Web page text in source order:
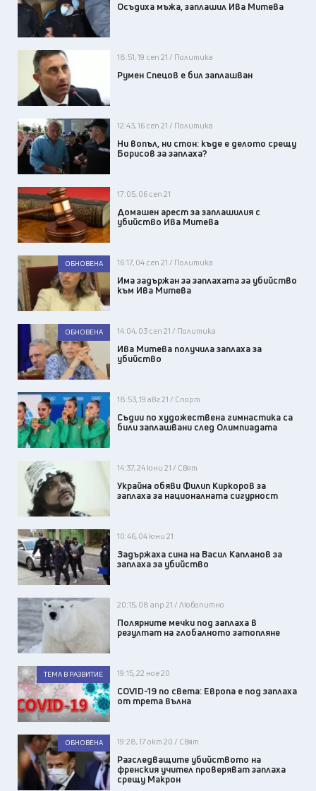
Осъдиха мъжа, заплашил Ива Митева
18:51, 19 сеп 21 / Политика
Румен Спецов е бил заплашван
12:43, 16 сеп 21 / Политика
Ни вопъл, ни стон: къде е делото срещу
Борисов за заплаха?
17:05, 06 сеп 21
Домашен арест за заплашилия с
убийство Ива Митева
ОБНОВЕНА 16:17, 04 сеп 21 / Политика
Има задържан за заплахата за убийство
към Ива Митева
ОБНОВЕНА 14:04, 03 сеп 21 / Политика
Ива Митева получила заплаха за
убийство
18:53, 19 авг 21 / Спорт
Съдии по художествена гимнастика са
били заплашвани след Олимпиадата
14:37, 24 юни 21 / Свят
Украйна обяви Филип Киркоров за
заплаха за националната сигурност
10:46, 04 юни 21
Задържаха сина на Васил Капланов за
заплаха за убийство
20:15, 08 апр 21 / Любопитно
Полярните мечки под заплаха в
резултат на глобалното затопляне
ТЕМА В РАЗВИТИЕ 19:15, 22 ное 20
COVID-19 по света: Европа e под заплаха
от трета вълна
ОБНОВЕНА 19:28, 17 окт 20 / Свят
Разследващите убийството на
френския учител проверяват заплаха
срещу Макрон